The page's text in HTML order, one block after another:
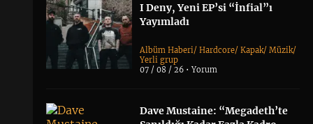
I Deny, Yeni EP’si “İnfial”ı
Yayımladı
Albüm Haberi/Hardcore/Kapak/Müzik/
Yerli grup
07 / 08 / 26 •Yorum
Dave Mustaine: “Megadeth’te